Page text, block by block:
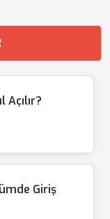
Açılır?
Giriş